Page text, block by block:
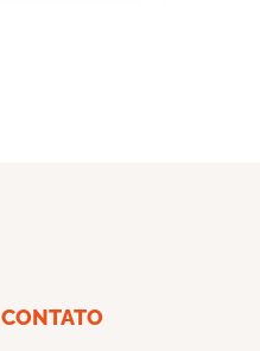
CONTATO